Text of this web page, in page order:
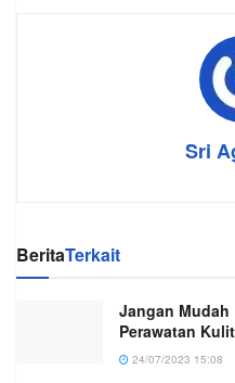
Sri
BeritaTerkait
Jangan Mudah
Perawatan Kulit
24/07/2023 15:08